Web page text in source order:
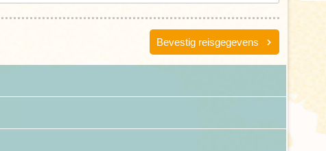
Bevestig reisgegevens